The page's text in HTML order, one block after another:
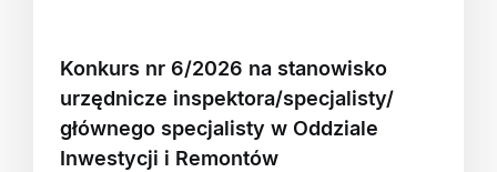
Konkurs nr 6/2026 na stanowisko
urzędnicze inspektora/specjalisty/
głównego specjalisty w Oddziale
Inwestycji i Remontów